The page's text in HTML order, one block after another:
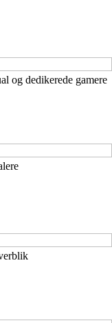
og dedikerede gamere